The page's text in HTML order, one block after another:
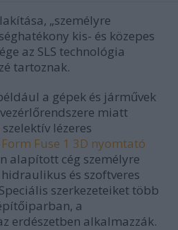
„személyre
kis- és közepes
az SLS technológia
tartoznak.
a gépek és járművek
miatt
szelektív lézeres
Form Fuse 1 3D nyomtató
alapított cég személyre
és szoftveres
szerkezeteiket több
a
erdészetben alkalmazzák.